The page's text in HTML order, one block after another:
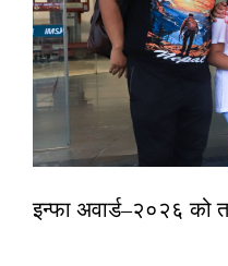
इन्फा अवार्ड–२०२६ को